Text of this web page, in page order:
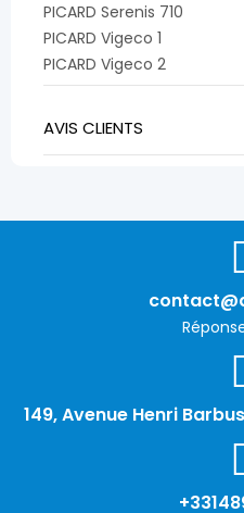
PICARD Serenis 710
PICARD Vigeco 1
PICARD Vigeco 2
AVIS CLIENTS
149, Avenue Henri